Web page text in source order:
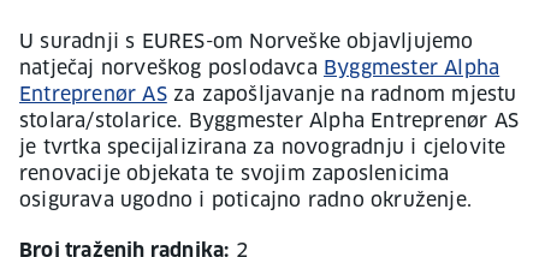
U suradnji s EURES-om Norveške objavljujemo
natječaj norveškog poslodavca Byggmester Alpha
Entreprenør ASza zapošljavanje na radnom mjestu
stolara/stolarice. Byggmester Alpha Entreprenør AS
je tvrtka specijalizirana za novogradnju i cjelovite
renovacije objekata te svojim zaposlenicima
osigurava ugodno i poticajno radno okruženje.
Broj traženih radnika: 2